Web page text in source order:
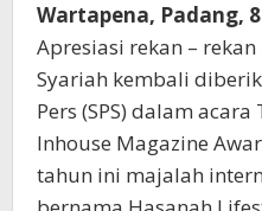
Wartapena, Padang,
Apresiasi rekan –
Syariah kembali
Pers (SPS) dalam acara
Inhouse Magazine
tahun ini majalah